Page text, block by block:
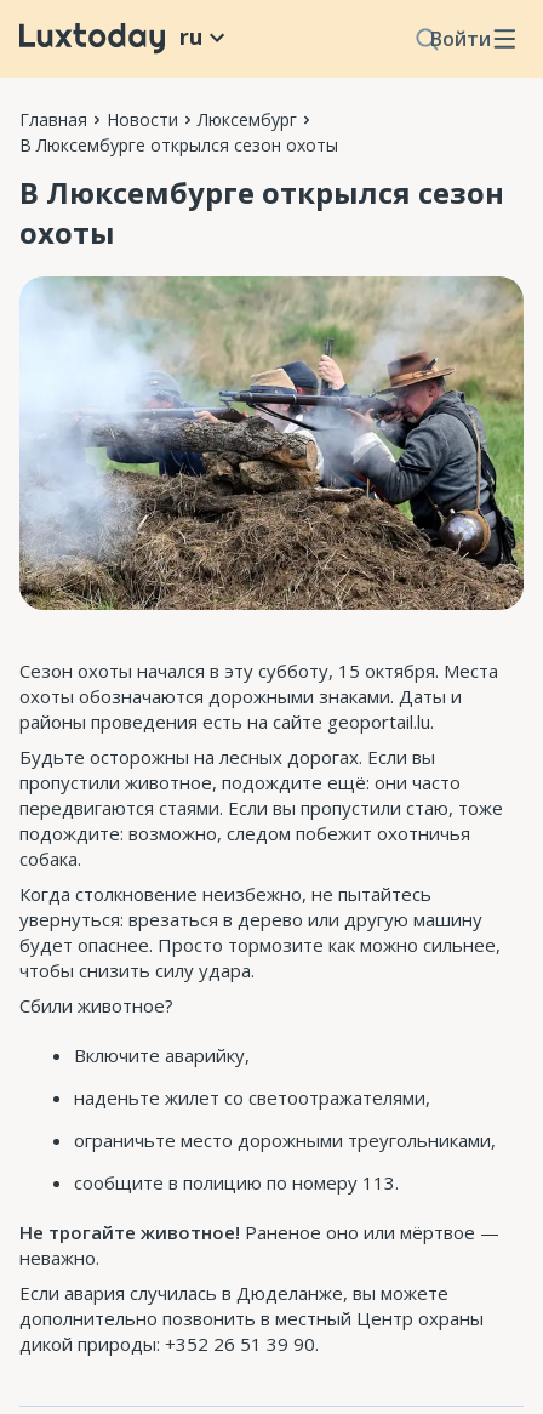
Войти
ru
Главная Новости
Люксембург
В Люксембурге открылся сезон охоты
В Люксембурге открылся сезон
охоты
Сезон охоты начался в эту субботу, 15 октября. Места
охоты обозначаются дорожными знаками. Даты и
районы проведения есть на сайте geoportail.lu.
Будьте осторожны на лесных дорогах. Если вы
пропустили животное, подождите ещё: они часто
передвигаются стаями. Если вы пропустили стаю, тоже
подождите: возможно, следом побежит охотничья
собака.
Когда столкновение неизбежно, не пытайтесь
увернуться: врезаться в дерево или другую машину
будет опаснее. Просто тормозите как можно сильнее,
чтобы снизить силу удара.
Сбили животное?
Включите аварийку,
наденьте жилет со светоотражателями,
ограничьте место дорожными треугольниками,
сообщите в полицию по номеру 113.
Не трогайте животное! Раненое оно или мёртвое —
неважно.
Если авария случилась в Дюделанже, вы можете
дополнительно позвонить в местный Центр охраны
дикой природы: +352 26 51 39 90.